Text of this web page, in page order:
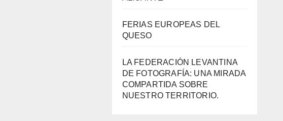
FERIAS EUROPEAS DEL
QUESO
LA FEDERACIÓN LEVANTINA
DE FOTOGRAFÍA: UNA MIRADA
COMPARTIDA SOBRE
NUESTRO TERRITORIO.